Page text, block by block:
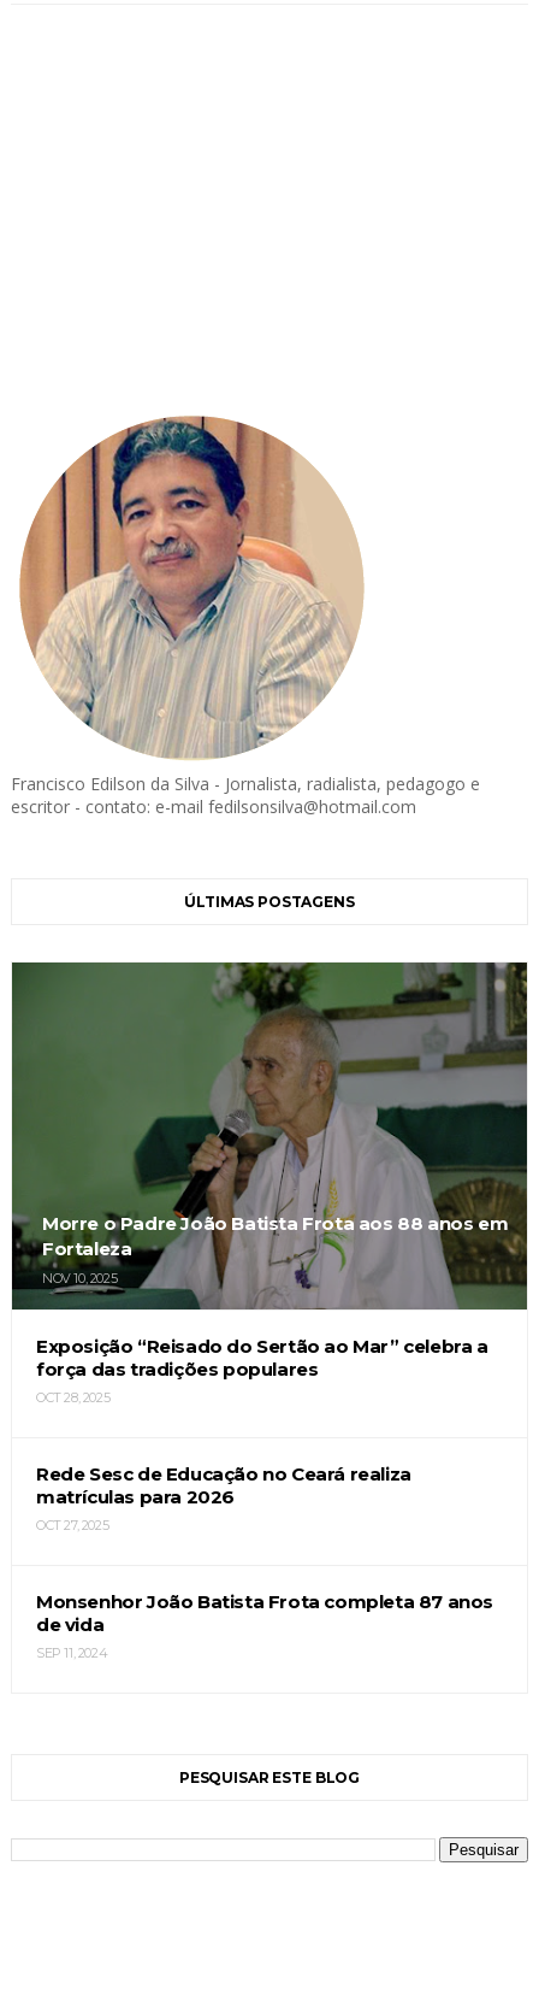
Francisco Edilson da Silva - Jornalista, radialista, pedagogo e
escritor - contato: e-mail fedilsonsilva@hotmail.com
ÚLTIMAS POSTAGENS
Morre o Padre João Batista Frota aos 88 anos em
Fortaleza
NOV 10, 2025
Exposição “Reisado do Sertão ao Mar” celebra a
força das tradições populares
OCT 28, 2025
Rede Sesc de Educação no Ceará realiza
matrículas para 2026
OCT 27, 2025
Monsenhor João Batista Frota completa 87 anos
de vida
SEP 11, 2024
PESQUISAR ESTE BLOG